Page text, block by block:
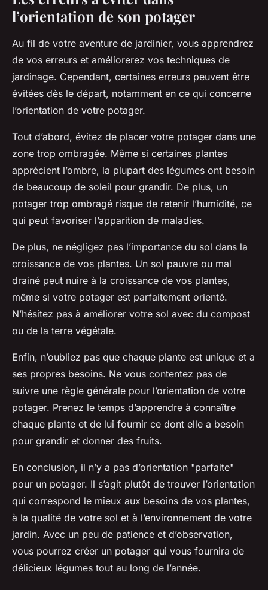
l’orientation de son potager
Au fil de votre aventure de jardinier, vous apprendrez
de vos erreurs et améliorerez vos techniques de
jardinage. Cependant, certaines erreurs peuvent être
évitées dès le départ, notamment en ce qui concerne
l’orientation de votre potager.
Tout d’abord, évitez de placer votre potager dans une
zone trop ombragée. Même si certaines plantes
apprécient l’ombre, la plupart des légumes ont besoin
de beaucoup de soleil pour grandir. De plus, un
potager trop ombragé risque de retenir l’humidité, ce
qui peut favoriser l’apparition de maladies.
De plus, ne négligez pas l’importance du sol dans la
croissance de vos plantes. Un sol pauvre ou mal
drainé peut nuire à la croissance de vos plantes,
même si votre potager est parfaitement orienté.
N’hésitez pas à améliorer votre sol avec du compost
ou de la terre végétale.
Enfin, n’oubliez pas que chaque plante est unique et a
ses propres besoins. Ne vous contentez pas de
suivre une règle générale pour l’orientation de votre
potager. Prenez le temps d’apprendre à connaître
chaque plante et de lui fournir ce dont elle a besoin
pour grandir et donner des fruits.
En conclusion, il n’y a pas d’orientation "parfaite"
pour un potager. Il s’agit plutôt de trouver l’orientation
qui correspond le mieux aux besoins de vos plantes,
à la qualité de votre sol et à l’environnement de votre
jardin. Avec un peu de patience et d’observation,
vous pourrez créer un potager qui vous fournira de
délicieux légumes tout au long de l’année.